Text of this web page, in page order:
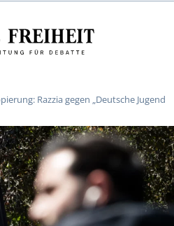
Razzia gegen „Deutsche Jugend